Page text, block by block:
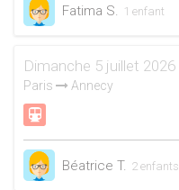
Fatima S. 1 enfant
Dimanche 5 juillet 2026
Paris Annecy
Béatrice T. 2 enfants